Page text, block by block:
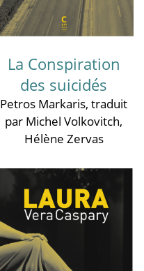
La Conspiration
des suicidés
Petros Markaris, traduit
par Michel Volkovitch,
Hélène Zervas